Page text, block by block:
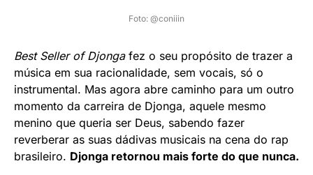
Foto: @coniiin
Best Seller of Djongafez o seu propósito de trazer a
música em sua racionalidade, sem vocais, só o
instrumental. Mas agora abre caminho para um outro
momento da carreira de Djonga, aquele mesmo
menino que queria ser Deus, sabendo fazer
reverberar as suas dádivas musicais na cena do rap
brasileiro. Djonga retornou mais forte do que nunca.